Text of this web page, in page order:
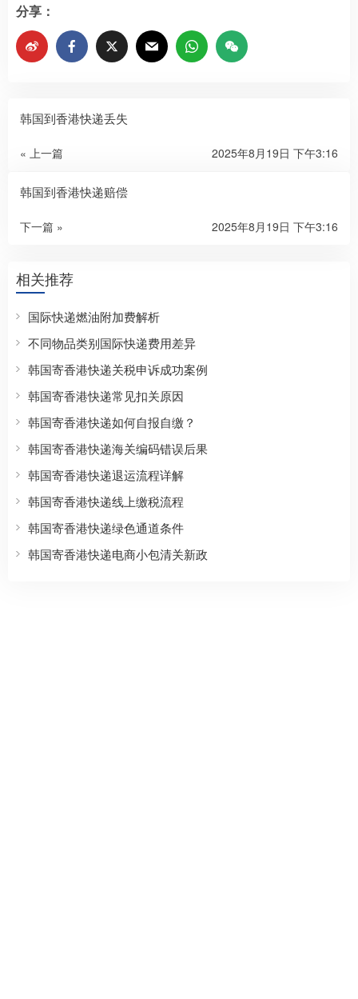
分享：
韩国到香港快递丢失
« 上一篇 2025年8月19日 下午3:16
韩国到香港快递赔偿
下一篇 » 2025年8月19日 下午3:16
相关推荐
国际快递燃油附加费解析
不同物品类别国际快递费用差异
韩国寄香港快递关税申诉成功案例
韩国寄香港快递常见扣关原因
韩国寄香港快递如何自报自缴？
韩国寄香港快递海关编码错误后果
韩国寄香港快递退运流程详解
韩国寄香港快递线上缴税流程
韩国寄香港快递绿色通道条件
韩国寄香港快递电商小包清关新政